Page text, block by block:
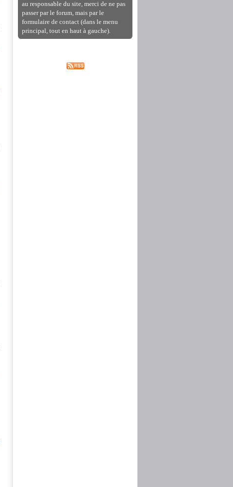
au responsable du site, merci de ne pas
passer par le forum, mais par le
formulaire de contact (dans le menu
principal, tout en haut à gauche).